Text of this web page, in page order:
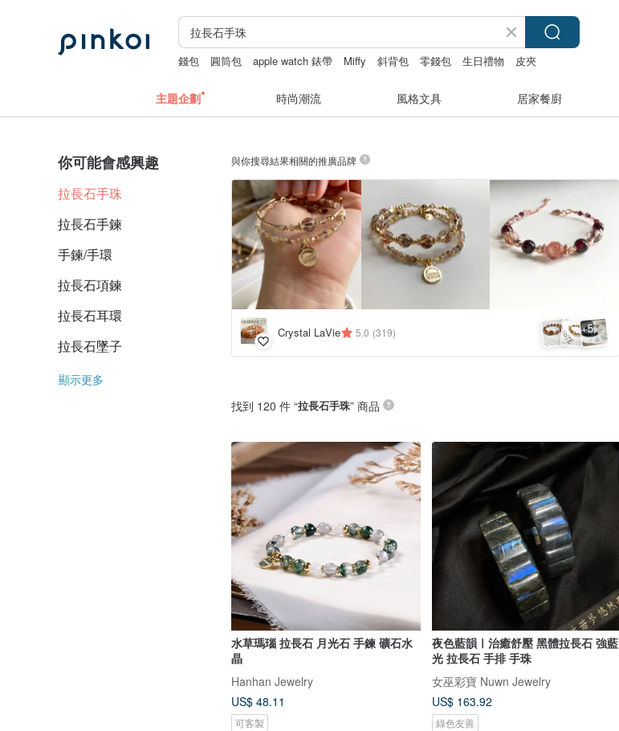
錢包 圓筒包 apple watch 錶帶 Miffy 斜背包 零錢包 生日禮物 皮夾
主題企劃 時尚潮流 風格文具 居家餐廚
你可能會感興趣
拉長石手珠
拉長石手鍊
手鍊/手環
拉長石項鍊
拉長石耳環
拉長石墜子
顯示更多
與你搜尋結果相關的推廣品牌
Crystal LaVie 5.0 (319) +5
找到 120 件 “拉長石手珠” 商品
水草瑪瑙 拉長石 月光石 手鍊 礦石水
晶
Hanhan Jewelry
US$ 48.11
可客製
夜色藍韻ㅣ治癒舒壓 黑體拉長石 強藍
光 拉長石 手排 手珠
女巫彩寶 Nuwn Jewelry
US$ 163.92
綠色友善